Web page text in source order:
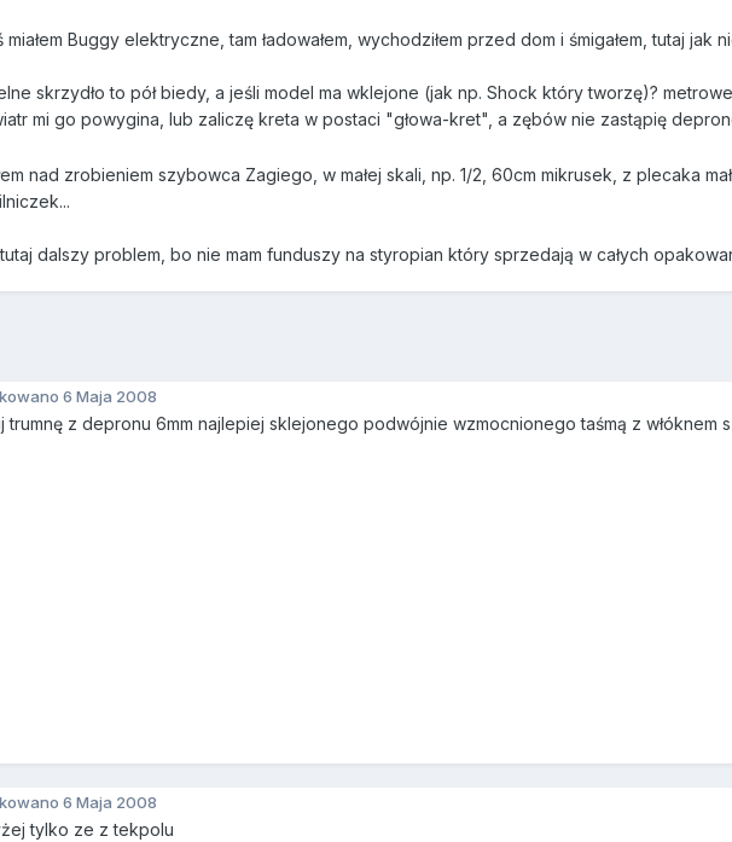
miałem Buggy elektryczne, tam ładowałem, wychodziłem przed dom i śmigałem, tutaj jak
skrzydło to pół biedy, a jeśli model ma wklejone (jak np. Shock który tworzę)?
mi go powygina, lub zaliczę kreta w postaci "głowa-kret", a zębów nie zastąpię
nad zrobieniem szybowca Zagiego, w małej skali, np. 1/2, 60cm mikrusek, z plecaka
dalszy problem, bo nie mam funduszy na styropian który sprzedają w całych
6 Maja 2008
trumnę z depronu 6mm najlepiej sklejonego podwójnie wzmocnionego taśmą z włóknem
6 Maja 2008
tylko ze z tekpolu